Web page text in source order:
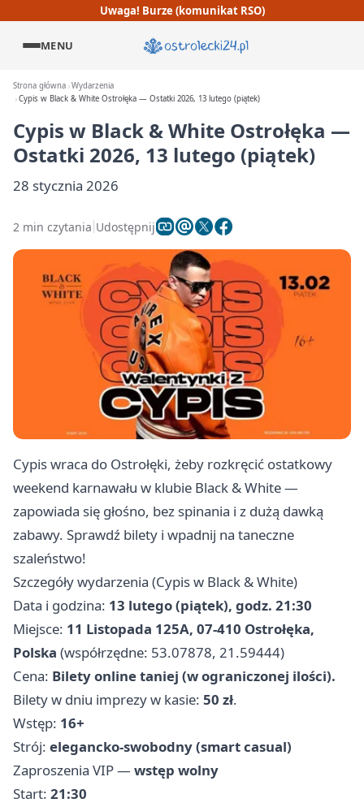
Uwaga! Burze (komunikat RSO)
MENU
Strona główna Wydarzenia
Cypis w Black & White Ostrołęka — Ostatki 2026, 13 lutego (piątek)
Cypis w Black & White Ostrołęka —
Ostatki 2026, 13 lutego (piątek)
28 stycznia 2026
2 min czytania Udostępnij
Cypis wraca do Ostrołęki, żeby rozkręcić ostatkowy
weekend karnawału w klubie Black & White —
zapowiada się głośno, bez spinania i z dużą dawką
zabawy. Sprawdź bilety i wpadnij na taneczne
szaleństwo!
Szczegóły wydarzenia (Cypis w Black & White)
Data i godzina: 13 lutego (piątek), godz. 21:30
Miejsce: 11 Listopada 125A, 07-410 Ostrołęka,
Polska (współrzędne: 53.07878, 21.59444)
Cena: Bilety online taniej (w ograniczonej ilości).
Bilety w dniu imprezy w kasie: 50 zł.
Wstęp: 16+
Strój: elegancko‑swobodny (smart casual)
Zaproszenia VIP — wstęp wolny
Start: 21:30